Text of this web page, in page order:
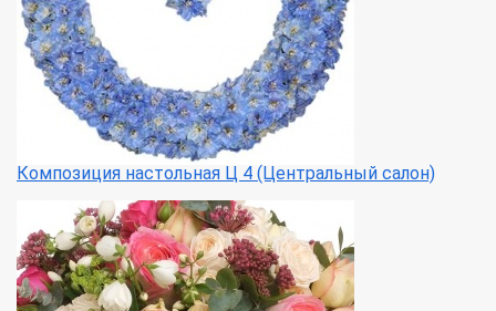
Композиция настольная Ц 4 (Центральный салон)